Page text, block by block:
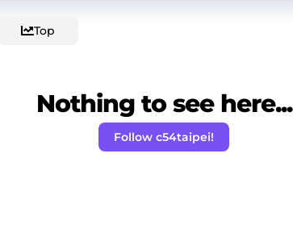
Top
Nothing to see here...
Follow c54taipei!